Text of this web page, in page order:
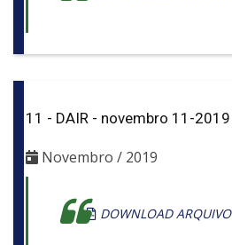
11 - DAIR - novembro 11-2019
Novembro / 2019
DOWNLOAD ARQUIVO